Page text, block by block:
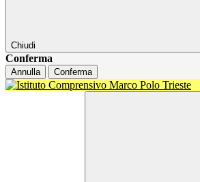
Chiudi
Conferma
Annulla Conferma